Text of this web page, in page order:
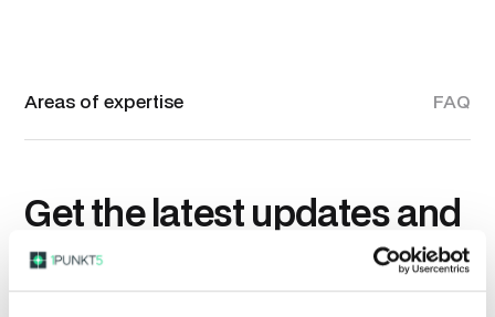
Areas of expertise FAQ
Get the latest updates and
relevant stories from our
world